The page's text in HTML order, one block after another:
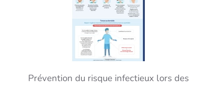
Prévention du risque infectieux lors des